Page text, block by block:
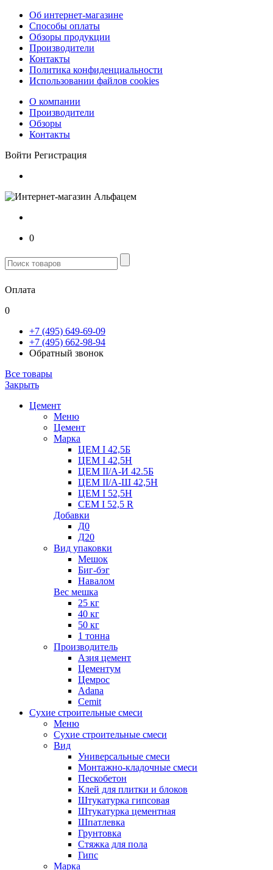
Об интернет-магазине
Способы оплаты
Обзоры продукции
Производители
Контакты
Политика конфиденциальности
Использовании файлов cookies
О компании
Производители
Обзоры
Контакты
Войти Регистрация
0
Оплата
0
+7 (495) 649-69-09
+7 (495) 662-98-94
Обратный звонок
Все товары
Закрыть
Цемент
Меню
Цемент
Марка
ЦЕМ I 42,5Б
ЦЕМ I 42,5Н
ЦЕМ II/А-И 42.5Б
ЦЕМ II/А-Ш 42,5Н
ЦЕМ I 52,5Н
CEM I 52,5 R
Добавки
Д0
Д20
Вид упаковки
Мешок
Биг-бэг
Навалом
Вес мешка
25 кг
40 кг
50 кг
1 тонна
Производитель
Азия цемент
Цементум
Цемрос
Adana
Cemit
Сухие строительные смеси
Меню
Сухие строительные смеси
Вид
Универсальные смеси
Монтажно-кладочные смеси
Пескобетон
Клей для плитки и блоков
Штукатурка гипсовая
Штукатурка цементная
Шпатлевка
Грунтовка
Стяжка для пола
Гипс
Марка